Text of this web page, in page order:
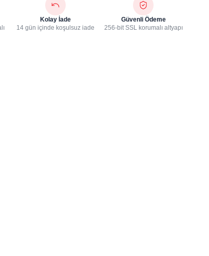
Kolay İade
14 gün içinde koşulsuz iade
Güvenli Ödeme
256-bit SSL korumalı altyapı